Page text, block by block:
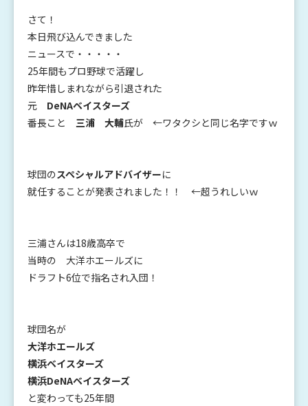
さて！
本日飛び込んできました
ニュースで・・・・・
25年間もプロ野球で活躍し
昨年惜しまれながら引退された
元 DeNAベイスターズ
番長こと 三浦 大輔氏が ←ワタクシと同じ名字ですｗ
球団のスペシャルアドバイザーに
就任することが発表されました！！ ←超うれしいｗ
三浦さんは18歳高卒で
当時の 大洋ホエールズに
ドラフト6位で指名され入団！
球団名が
大洋ホエールズ
横浜ベイスターズ
横浜DeNAベイスターズ
と変わっても25年間